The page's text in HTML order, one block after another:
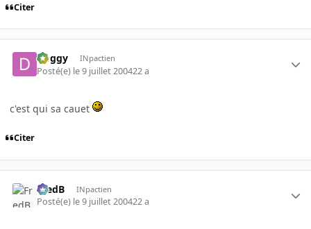
Citer
Doggy INpactien
Posté(e) le 9 juillet 200422 a
c'est qui sa cauet
Citer
FredB INpactien
Posté(e) le 9 juillet 200422 a